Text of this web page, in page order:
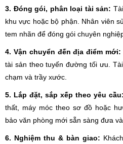
3. Đóng gói, phân loại tài sản:
khu vực hoặc bộ phận. Nhân viên
tem nhãn để đóng gói chuyên
4. Vận chuyển đến địa điểm mới:
tài sản theo tuyến đường tối ưu.
chạm và trầy xước.
5. Lắp đặt, sắp xếp theo yêu cầu:
thất, máy móc theo sơ đồ hoặc
bảo văn phòng mới sẵn sàng đưa
6. Nghiệm thu & bàn giao: